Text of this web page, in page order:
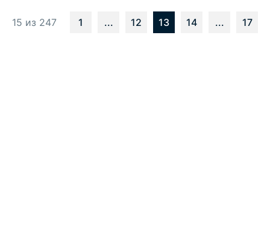
15 из 247 1 ... 12 13 14 ... 17